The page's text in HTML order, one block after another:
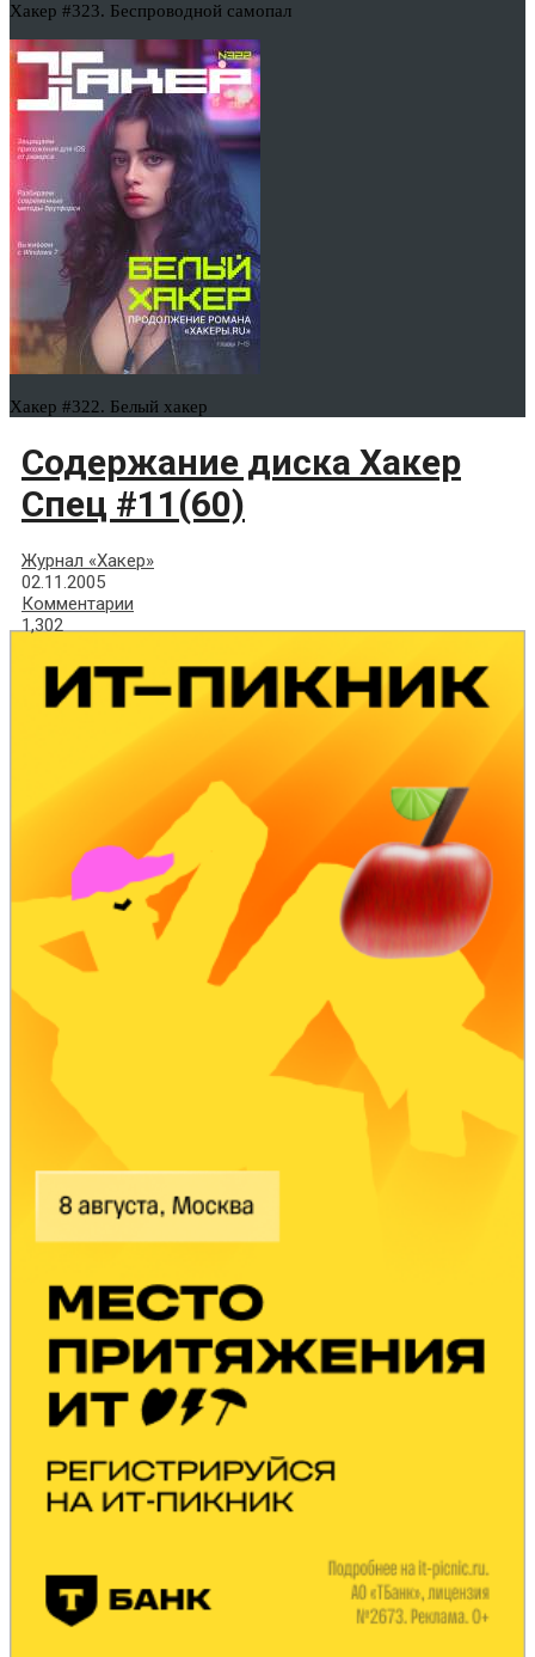
Хакер #323. Беспроводной самопал
Хакер #322. Белый хакер
Содержание диска Хакер
Спец #11(60)
Журнал «Хакер»
02.11.2005
Комментарии
1,302